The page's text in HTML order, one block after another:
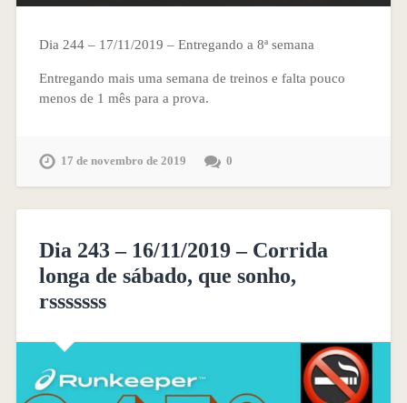
Dia 244 – 17/11/2019 – Entregando a 8ª semana
Entregando mais uma semana de treinos e falta pouco
menos de 1 mês para a prova.
17 de novembro de 2019 0
Dia 243 – 16/11/2019 – Corrida
longa de sábado, que sonho,
rsssssss